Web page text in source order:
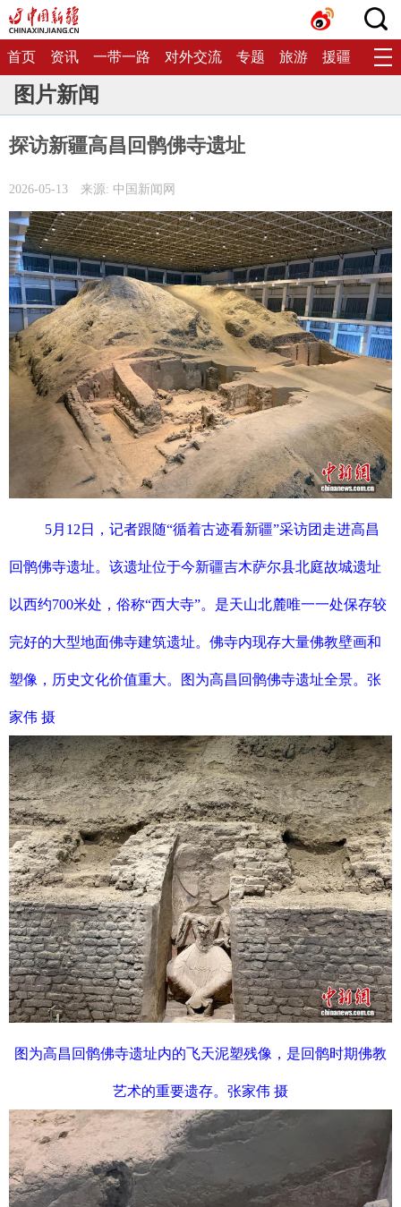
首页 资讯 一带一路 对外交流 专题 旅游 援疆 生态
图片新闻
探访新疆高昌回鹘佛寺遗址
2026-05-13 来源: 中国新闻网
5月12日，记者跟随“循着古迹看新疆”采访团走进高昌
回鹘佛寺遗址。该遗址位于今新疆吉木萨尔县北庭故城遗址
以西约700米处，俗称“西大寺”。是天山北麓唯一一处保存较
完好的大型地面佛寺建筑遗址。佛寺内现存大量佛教壁画和
塑像，历史文化价值重大。图为高昌回鹘佛寺遗址全景。张
家伟 摄
图为高昌回鹘佛寺遗址内的飞天泥塑残像，是回鹘时期佛教
艺术的重要遗存。张家伟 摄